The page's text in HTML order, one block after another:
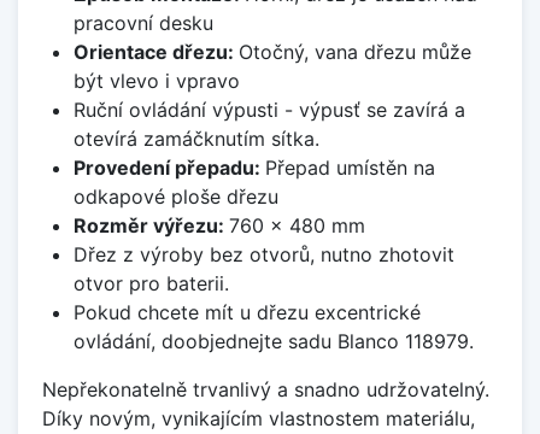
pracovní desku
Orientace dřezu: Otočný, vana dřezu může
být vlevo i vpravo
Ruční ovládání výpusti - výpusť se zavírá a
otevírá zamáčknutím sítka.
Provedení přepadu: Přepad umístěn na
odkapové ploše dřezu
Rozměr výřezu: 760 x 480 mm
Dřez z výroby bez otvorů, nutno zhotovit
otvor pro baterii.
Pokud chcete mít u dřezu excentrické
ovládání, doobjednejte sadu Blanco 118979.
Nepřekonatelně trvanlivý a snadno udržovatelný.
Díky novým, vynikajícím vlastnostem materiálu,